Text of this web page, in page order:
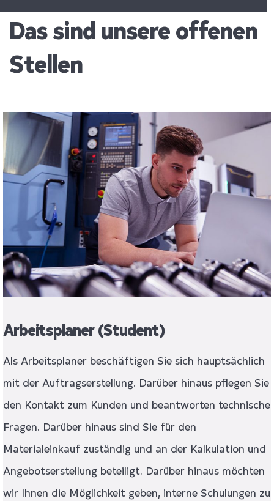
Das sind unsere offenen
Stellen
Arbeitsplaner (Student)
Als Arbeitsplaner beschäftigen Sie sich hauptsächlich
mit der Auftragserstellung. Darüber hinaus pflegen Sie
den Kontakt zum Kunden und beantworten technische
Fragen. Darüber hinaus sind Sie für den
Materialeinkauf zuständig und an der Kalkulation und
Angebotserstellung beteiligt. Darüber hinaus möchten
wir Ihnen die Möglichkeit geben, interne Schulungen zu